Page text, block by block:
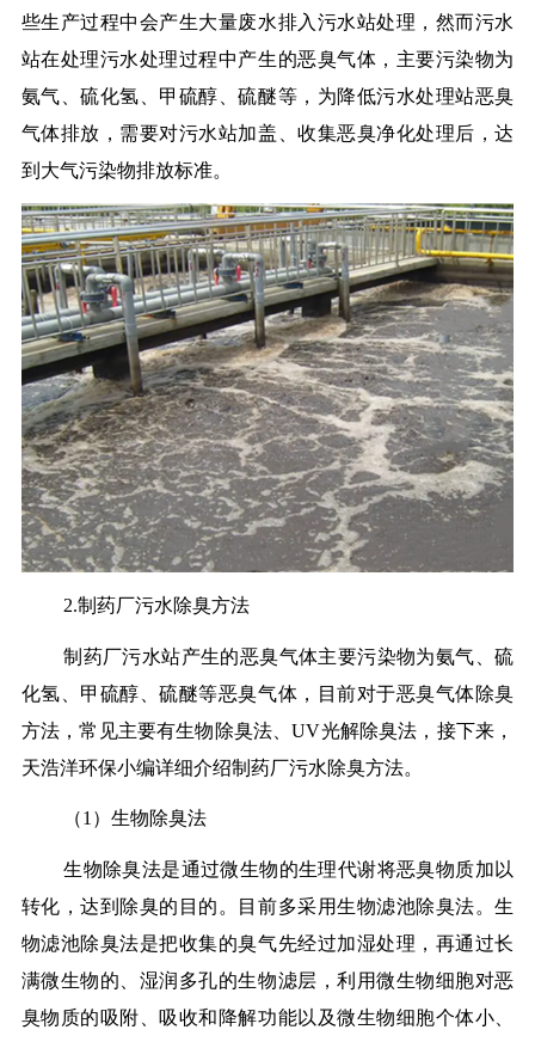
些生产过程中会产生大量废水排入污水站处理，然而污水
站在处理污水处理过程中产生的恶臭气体，主要污染物为
氨气、硫化氢、甲硫醇、硫醚等，为降低污水处理站恶臭
气体排放，需要对污水站加盖、收集恶臭净化处理后，达
到大气污染物排放标准。
2.制药厂污水除臭方法
制药厂污水站产生的恶臭气体主要污染物为氨气、硫
化氢、甲硫醇、硫醚等恶臭气体，目前对于恶臭气体除臭
方法，常见主要有生物除臭法、UV光解除臭法，接下来，
天浩洋环保小编详细介绍制药厂污水除臭方法。
（1）生物除臭法
生物除臭法是通过微生物的生理代谢将恶臭物质加以
转化，达到除臭的目的。目前多采用生物滤池除臭法。生
物滤池除臭法是把收集的臭气先经过加湿处理，再通过长
满微生物的、湿润多孔的生物滤层，利用微生物细胞对恶
臭物质的吸附、吸收和降解功能以及微生物细胞个体小、